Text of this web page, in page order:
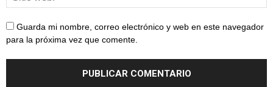
Guarda mi nombre, correo electrónico y web en este navegador
para la próxima vez que comente.